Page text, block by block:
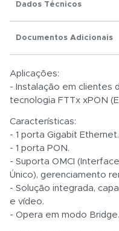
R$ 0,01
Dados Técnicos
Documentos Adicionais
Aplicações:
- Instalação em clientes
tecnologia FTTx xPON
Características:
- 1 porta Gigabit Ethernet.
- 1 porta PON.
- Suporta OMCI
Único), gerenciamento
- Solução integrada,
e vídeo.
- Opera em modo Bridge.